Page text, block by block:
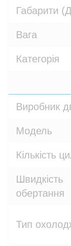
Габарити
Вага
Категорія
Виробник
Модель
Кількість
Швидкість
обертання
Тип